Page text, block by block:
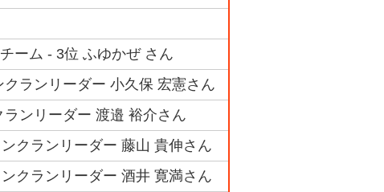
ーム - 3位 ふゆかぜ さん
ランリーダー 小久保 宏憲さん
ンリーダー 渡邉 裕介さん
クランリーダー 藤山 貴伸さん
クランリーダー 酒井 寛満さん